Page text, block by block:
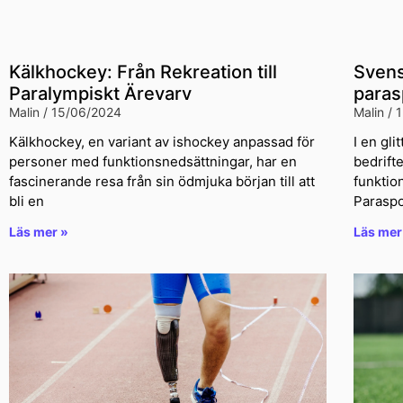
Kälkhockey: Från Rekreation till
Paralympiskt Ärevarv
Malin 15/06/2024
Kälkhockey, en variant av ishockey anpassad för
personer med funktionsnedsättningar, har en
fascinerande resa från sin ödmjuka början till att
bli en
Läs mer »
Malin
I en
Läs